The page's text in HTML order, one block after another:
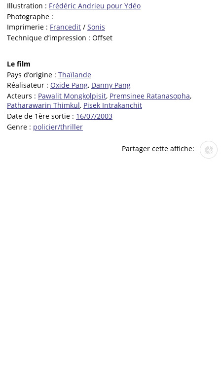
Illustration : Frédéric Andrieu pour Ydéo
Photographe :
Imprimerie : Francedit / Sonis
Technique d’impression : Offset
Le film
Pays d’origine : Thaïlande
Réalisateur : Oxide Pang, Danny Pang
Acteurs : Pawalit Mongkolpisit, Premsinee Ratanasopha,
Patharawarin Thimkul, Pisek Intrakanchit
Date de 1ère sortie : 16/07/2003
Genre : policier/thriller
Partager cette affiche: